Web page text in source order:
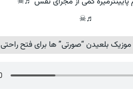
♬☠
بلعیدن “صورتی” ها برای فتح راحتی